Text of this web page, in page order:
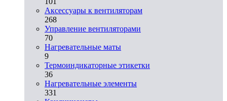
Аксессуары к вентиляторам
268
Управление вентиляторами
70
Нагревательные маты
9
Термоиндикаторные этикетки
36
Нагревательные элементы
331